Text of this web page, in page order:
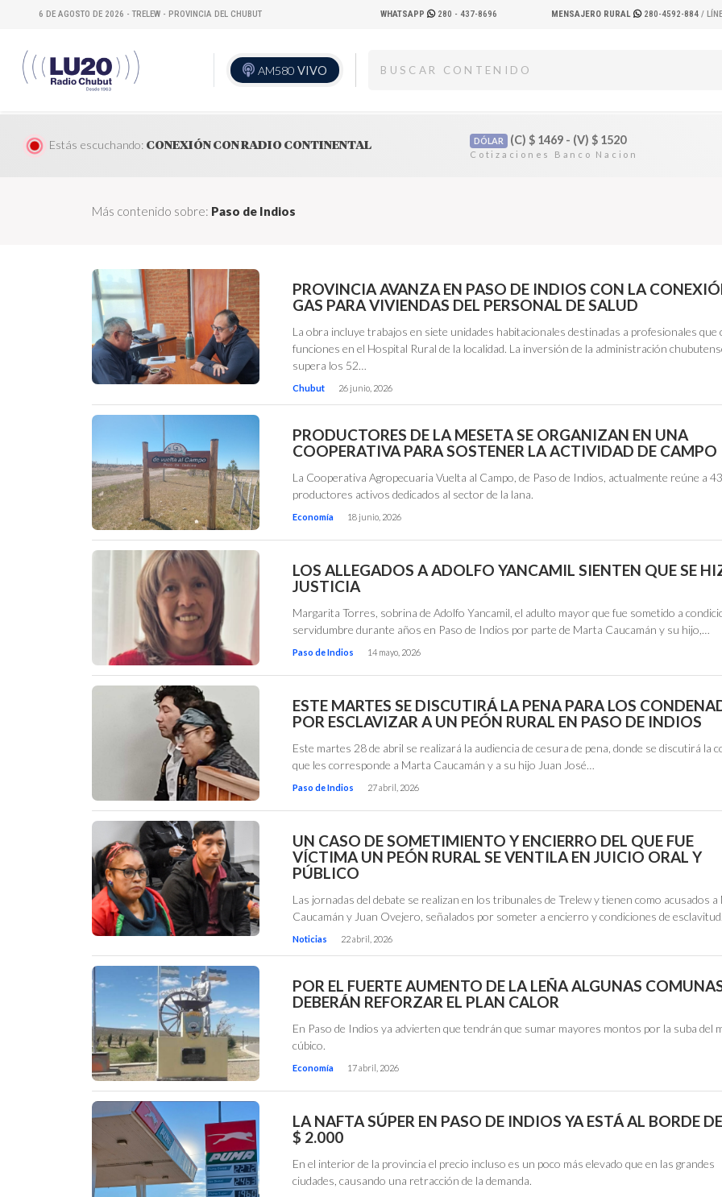
6 DE AGOSTO DE 2026 - TRELEW - PROVINCIA DEL CHUBUT WHATSAPP 280 - 437-8696 MENSAJERO RURAL 280-4592-884 /
AM580 VIVO
Estás escuchando: CONEXIÓN CON RADIO CONTINENTAL DÓLAR (C) $1469 - (V) $1520
Más contenido sobre: Paso de Indios
PROVINCIA AVANZA EN PASO DE INDIOS CON LA
GAS PARA VIVIENDAS DEL PERSONAL DE SALUD
La obra incluye trabajos en siete unidades habitacionales destinadas a profesionales que
funciones en el Hospital Rural de la localidad. La inversión de la administración
supera los 52…
Chubut 26 junio, 2026
PRODUCTORES DE LA MESETA SE ORGANIZAN EN UNA
COOPERATIVA PARA SOSTENER LA ACTIVIDAD DE CAMPO
La Cooperativa Agropecuaria Vuelta al Campo, de Paso de Indios, actualmente reúne a 43
productores activos dedicados al sector de la lana.
Economía 18 junio, 2026
LOS ALLEGADOS A ADOLFO YANCAMIL SIENTEN QUE SE
JUSTICIA
Margarita Torres, sobrina de Adolfo Yancamil, el adulto mayor que fue sometido a
servidumbre durante años en Paso de Indios por parte de Marta Caucamán y su hijo,…
Paso de Indios 14 mayo, 2026
ESTE MARTES SE DISCUTIRÁ LA PENA PARA LOS
POR ESCLAVIZAR A UN PEÓN RURAL EN PASO DE INDIOS
Este martes 28 de abril se realizará la audiencia de cesura de pena, donde se discutirá la
que les corresponde a Marta Caucamán y a su hijo Juan José…
Paso de Indios 27 abril, 2026
UN CASO DE SOMETIMIENTO Y ENCIERRO DEL QUE FUE
VÍCTIMA UN PEÓN RURAL SE VENTILA EN JUICIO ORAL Y
PÚBLICO
Las jornadas del debate se realizan en los tribunales de Trelew y tienen como acusados a
Caucamán y Juan Ovejero, señalados por someter a encierro y condiciones de
Noticias 22 abril, 2026
POR EL FUERTE AUMENTO DE LA LEÑA ALGUNAS
DEBERÁN REFORZAR EL PLAN CALOR
En Paso de Indios ya advierten que tendrán que sumar mayores montos por la suba del
cúbico.
Economía 17 abril, 2026
LA NAFTA SÚPER EN PASO DE INDIOS YA ESTÁ AL BORDE
$ 2.000
En el interior de la provincia el precio incluso es un poco más elevado que en las grandes
ciudades, causando una retracción de la demanda.